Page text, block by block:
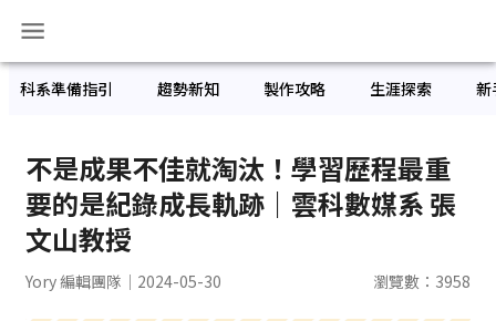
科系準備指引 趨勢新知 製作攻略 生涯探索 新
不是成果不佳就淘汰！學習歷程最重
要的是紀錄成長軌跡｜雲科數媒系 張
文山教授
Yory 編輯團隊 ｜2024-05-30 瀏覽數： 3958